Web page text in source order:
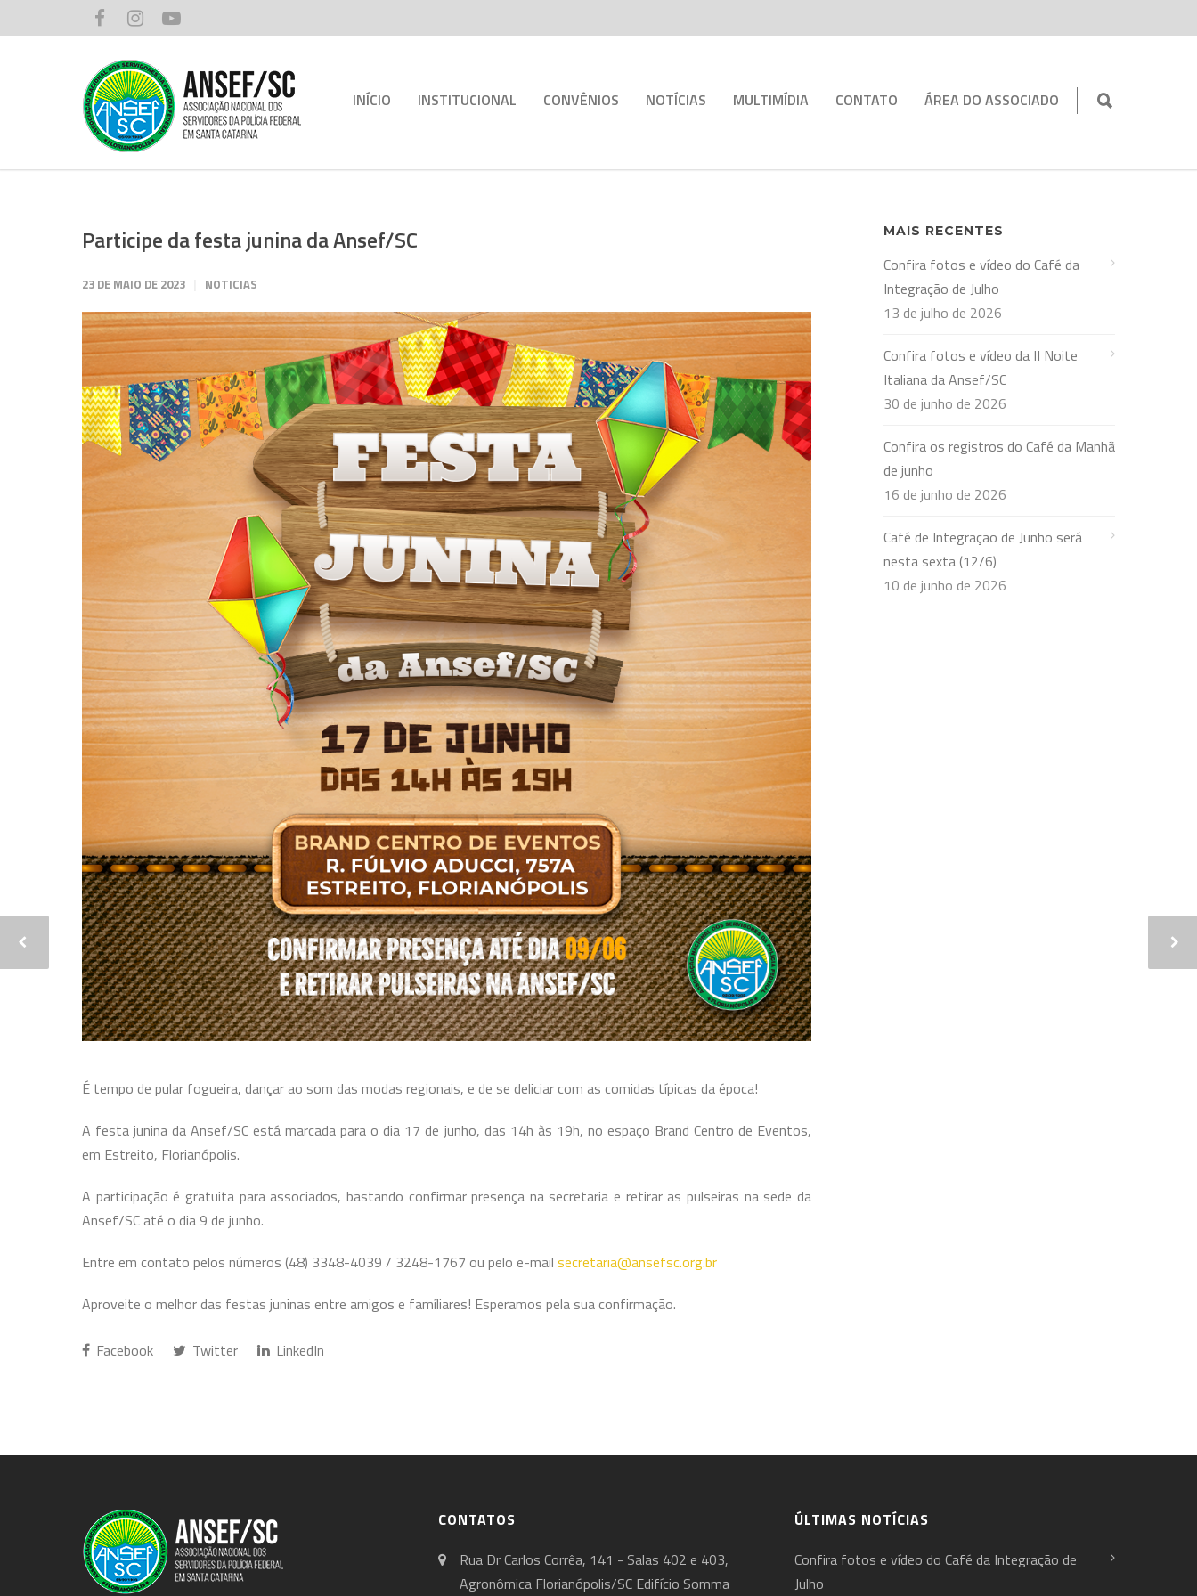
INÍCIO INSTITUCIONAL CONVÊNIOS NOTÍCIAS MULTIMÍDIA CONTATO ÁREA DO ASSOCIADO
Participe da festa junina da Ansef/SC
23 DE MAIO DE 2023 NOTICIAS
É tempo de pular fogueira, dançar ao som das modas regionais, e de se deliciar com as comidas típicas da época!
A festa junina da Ansef/SC está marcada para o dia 17 de junho, das 14h às 19h, no espaço Brand Centro de Eventos,
em Estreito, Florianópolis.
A participação é gratuita para associados, bastando confirmar presença na secretaria e retirar as pulseiras na sede da
Ansef/SC até o dia 9 de junho.
Entre em contato pelos números (48) 3348-4039 / 3248-1767 ou pelo e-mail secretaria@ansefsc.org.br
Aproveite o melhor das festas juninas entre amigos e famíliares! Esperamos pela sua confirmação.
Facebook Twitter LinkedIn
MAIS RECENTES
Confira fotos e vídeo do Café da
Integração de Julho
13 de julho de 2026
Confira fotos e vídeo da II Noite
Italiana da Ansef/SC
30 de junho de 2026
Confira os registros do Café da Manhã
de junho
16 de junho de 2026
Café de Integração de Junho será
nesta sexta (12/6)
10 de junho de 2026
CONTATOS
Rua Dr Carlos Corrêa, 141 - Salas 402 e 403,
Agronômica Florianópolis/SC Edifício Somma
ÚLTIMAS NOTÍCIAS
Confira fotos e vídeo do Café da Integração de
Julho